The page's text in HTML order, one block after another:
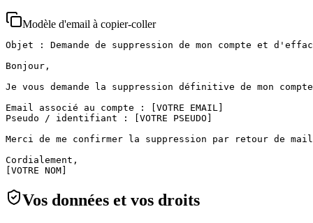
Modèle d'email à copier-coller
Objet : Demande de suppression de mon compte et
Bonjour,
Je vous demande la suppression définitive de mon
Email associé au compte : [VOTRE EMAIL]
Pseudo / identifiant : [VOTRE PSEUDO]
Merci de me confirmer la suppression par retour de
Cordialement,
[VOTRE NOM]
Vos données et vos droits